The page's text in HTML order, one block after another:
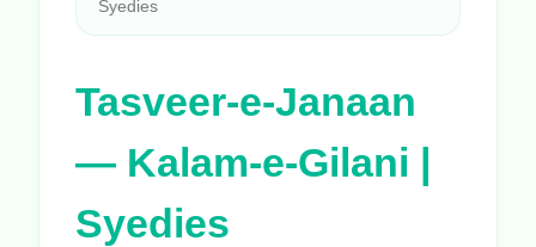
Syedies
Tasveer-e-Janaan
— Kalam-e-Gilani |
Syedies